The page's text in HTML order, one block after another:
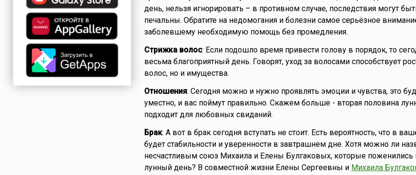
день, нельзя игнорировать – в противном случае, последствия могут
печальны. Обратите на недомогания и болезни самое серьёзное
заболевшему необходимую помощь без промедления.
Стрижка волос: Если подошло время привести голову в порядок, то
весьма благоприятный день. Говорят, уход за волосами способствует
волос, но и имущества.
Отношения: Сегодня можно и нужно проявлять эмоции и чувства, это
уместно, и вас поймут правильно. Скажем больше - вторая половина
подходит для любовных свиданий.
Брак: А вот в брак сегодня вступать не стоит. Есть вероятность, что в
будет стабильности и уверенности в завтрашнем дне. Хотя можно ли
несчастливым союз Михаила и Елены Булгаковых, которые поженились
лунный день? В совместной жизни Елены Сергеевны и Михаила